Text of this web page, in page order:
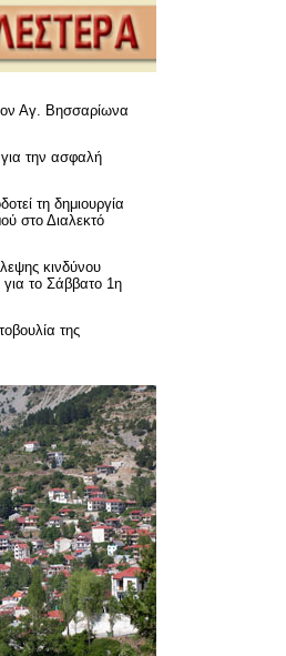
Αγ. Βησσαρίωνα
για την ασφαλή
τη δημιουργία
στο Διαλεκτό
κινδύνου
για το Σάββατο 1η
της